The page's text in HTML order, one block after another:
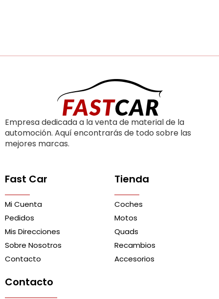
Empresa dedicada a la venta de material de la
automoción. Aquí encontrarás de todo sobre las
mejores marcas.
Fast Car
Mi Cuenta
Pedidos
Mis Direcciones
Sobre Nosotros
Contacto
Tienda
Coches
Motos
Quads
Recambios
Accesorios
Contacto